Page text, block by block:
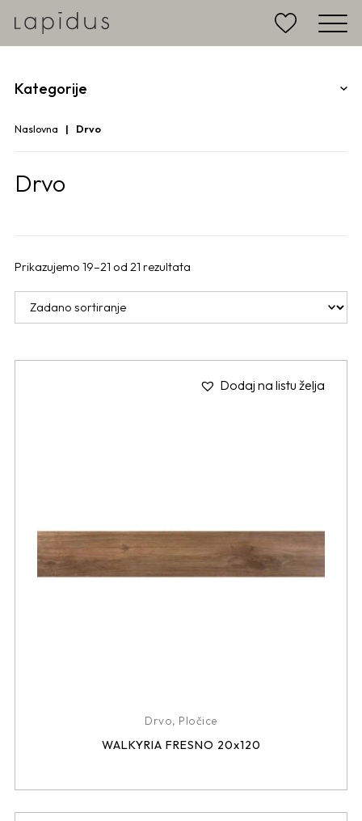
Kategorije
Naslovna Drvo
Drvo
Prikazujemo 19–21 od 21 rezultata
Dodaj na listu želja
Drvo, Pločice
WALKYRIA FRESNO 20x120